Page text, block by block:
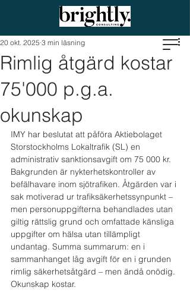
Rimlig åtgärd kostar
75'000 p.g.a.
okunskap
20 okt. 2025 3 min läsning
IMY har beslutat att påföra Aktiebolaget
Storstockholms Lokaltrafik (SL) en
administrativ sanktionsavgift om 75 000 kr.
Bakgrunden är nykterhetskontroller av
befälhavare inom sjötrafiken. Åtgärden var i
sak motiverad ur trafiksäkerhetssynpunkt –
men personuppgifterna behandlades utan
giltig rättslig grund och omfattade känsliga
uppgifter om hälsa utan tillämpligt
undantag. Summa summarum: en i
sammanhanget låg avgift för en i grunden
rimlig säkerhetsåtgärd – men ändå onödig.
Okunskap kostar.